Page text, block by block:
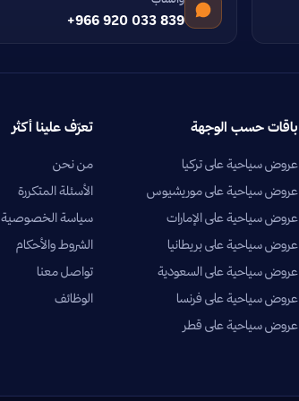
+966 920 033 839
باقات حسب الوجهة
عروض سياحية على تركيا
عروض سياحية على موريشيوس
عروض سياحية على الإمارات
عروض سياحية على بريطانيا
عروض سياحية على السعودية
عروض سياحية على فرنسا
عروض سياحية على قطر
تعرّف علينا أكثر
من نحن
الأسئلة المتكررة
سياسة الخصوصية
الشروط والأحكام
تواصل معنا
الوظائف